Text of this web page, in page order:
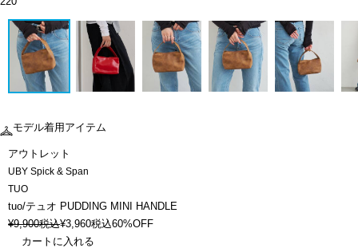
モデル着用アイテム
アウトレット
UBY Spick & Span
TUO
tuo/テュオ PUDDING MINI HANDLE
¥9,900税込¥3,960税込60%OFF
カートに入れる